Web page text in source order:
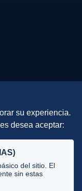
su experiencia.
desea aceptar:
del sitio. El
sin estas